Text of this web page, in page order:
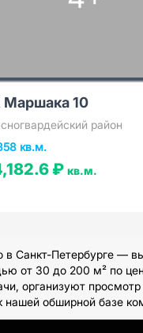
Маршака 10
район
кв.м.
₽кв.м.
Петербурге —
от 30 до 200 м² по
организуют
нашей обширной базе